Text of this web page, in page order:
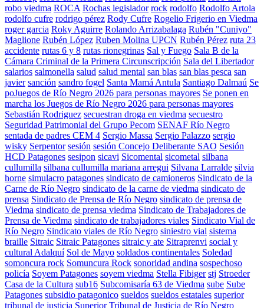
robo viedma ROCA Rochas legislador rock rodolfo Rodolfo Artola
rodolfo cufre rodrigo pérez Rody Cufre Rogelio Frigerio en Viedma
roger garcia Roky Aguirre Rolando Arrizabalaga Rubén "Cuniyo"
Maglione Rubén López Ruben Molina UPCN Rubén Pérez ruta 23
accidente rutas 6 y 8 rutas rionegrinas Sal y Fuego Sala B de la
Cámara Criminal de la Primera Circunscripción Sala del Libertador
salarios salmonella salud salud mental san blas san blas pesca san
javier sanción sandro fogel Santa Mamá Antula Santiago Dalmaú Se
poJuegos de Río Negro 2026 para personas mayores Se ponen en
marcha los Juegos de Río Negro 2026 para personas mayores
Sebastián Rodriguez secuestran droga en viedma secuestro
Seguridad Patrimonial del Grupo Pecom SENAF Río Negro
sentada de padres CEM 4 Sergio Massa Sergio Palazzo sergio
wisky Serpentor sesión sesión Concejo Deliberante SAO Sesión
HCD Patagones sesipon sicavi Sicomental sicometal silbana
cullumilla silbana cullumilla mariana arregui Silvana Larralde silvia
horne simulacro patagones sindicato de camioneros Sindicato de la
Carne de Río Negro sindicato de la carne de viedma sindicato de
prensa Sindicato de Prensa de Río Negro sindicato de prensa de
Viedma sindicato de prensa viedma Sindicato de Trabajadores de
Prensa de Viedma sindicato de trabajadores viales Sindicato Vial de
Río Negro Sindicato viales de Río Negro siniestro vial sistema
braille Sitraic Sitraic Patagones sitraic y ate Sitraprenvi social y
cultural Adalquí Sol de Mayo soldados continentales Soledad
somoncura rock Somuncura Rock sonoridad andina sospechoso
policía Soyem Patagones soyem viedma Stella Fibiger stj Stroeder
Casa de la Cultura sub16 Subcomisaría 63 de Viedma sube Sube
Patagones subsidio patagonico sueldos sueldos estatales superior
tribunal de justicia Superior Tribunal de Justicia de Río Negro